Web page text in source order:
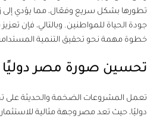
تطورها بشكل سريع وفعّال، مما يؤدي إلى زيادة
جودة الحياة للمواطنين. وبالتالي، فإن تعزيز
خطوة مهمة نحو تحقيق التنمية المستدامة في
تحسين صورة مصر دوليًا
تعمل المشروعات الضخمة والحديثة على
دوليًا، حيث تعد مصر وجهة مثالية للاستثمار